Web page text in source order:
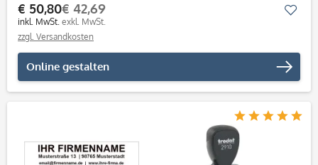
€ 50,80
inkl. MwSt.
€ 42,69
exkl. MwSt.
zzgl. Versandkosten
Online gestalten